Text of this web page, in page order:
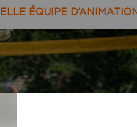
ÉQUIPE